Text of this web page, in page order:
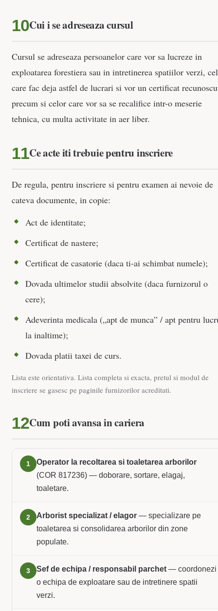
Cui i se adreseaza cursul
Cursul se adreseaza persoanelor care vor sa lucreze in
exploatarea forestiera sau in intretinerea spatiilor verzi,
care fac deja astfel de lucrari si vor un certificat
precum si celor care vor sa se recalifice intr-o meserie
tehnica, cu multa activitate in aer liber.
Ce acte iti trebuie pentru inscriere
De regula, pentru inscriere si pentru examen ai nevoie de
cateva documente, in copie:
Act de identitate;
Certificat de nastere;
Certificat de casatorie (daca ti-ai schimbat numele);
Dovada ultimelor studii absolvite (daca furnizorul o
cere);
Adeverinta medicala („apt de munca” / apt pentru
la inaltime);
Dovada platii taxei de curs.
Lista este orientativa. Lista completa si exacta, pretul si modul de
inscriere se gasesc pe paginile furnizorilor acreditati.
Cum poti avansa in cariera
1
Operator la recoltarea si toaletarea arborilor
(COR 817236) — doborare, sortare, elagaj,
toaletare.
2 Arborist specializat / elagor — specializare pe
toaletarea si consolidarea arborilor din zone
populate.
3 Sef de echipa / responsabil parchet — coordonezi
o echipa de exploatare sau de intretinere spatii
verzi.